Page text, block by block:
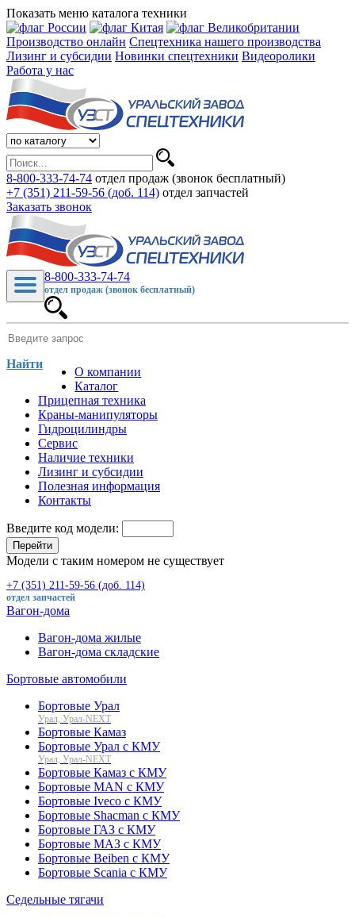
Показать меню каталога техники
Производство онлайн Спецтехника нашего производства
Лизинг и субсидии Новинки спецтехники Видеоролики
Работа у нас
8-800-333-74-74 отдел продаж (звонок бесплатный)
+7 (351) 211-59-56 (доб. 114) отдел запчастей
Заказать звонок
8-800-333-74-74
отдел продаж (звонок бесплатный)
Найти
О компании
Каталог
Прицепная техника
Краны-манипуляторы
Гидроцилиндры
Сервис
Наличие техники
Лизинг и субсидии
Полезная информация
Контакты
Введите код модели:
Перейти
Модели с таким номером не существует
+7 (351) 211-59-56 (доб. 114)
отдел запчастей
Вагон-дома
Вагон-дома жилые
Вагон-дома складские
Бортовые автомобили
Бортовые Урал
Урал, Урал-NEXT
Бортовые Камаз
Бортовые Урал с КМУ
Урал, Урал-NEXT
Бортовые Камаз с КМУ
Бортовые MAN с КМУ
Бортовые Iveco с КМУ
Бортовые Shacman с КМУ
Бортовые ГАЗ с КМУ
Бортовые МАЗ с КМУ
Бортовые Beiben с КМУ
Бортовые Scania с КМУ
Седельные тягачи